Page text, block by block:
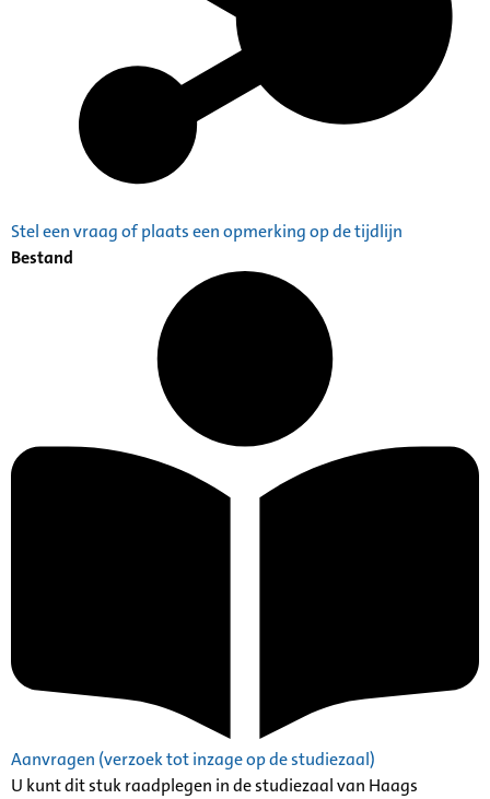
Stel een vraag of plaats een opmerking op de tijdlijn
Bestand
Aanvragen (verzoek tot inzage op de studiezaal)
U kunt dit stuk raadplegen in de studiezaal van Haags